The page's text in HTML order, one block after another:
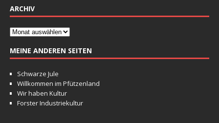
ARCHIV
MEINE ANDEREN SEITEN
Schwarze Jule
Willkommen im Pfützenland
Wir haben Kultur
Forster Industriekultur